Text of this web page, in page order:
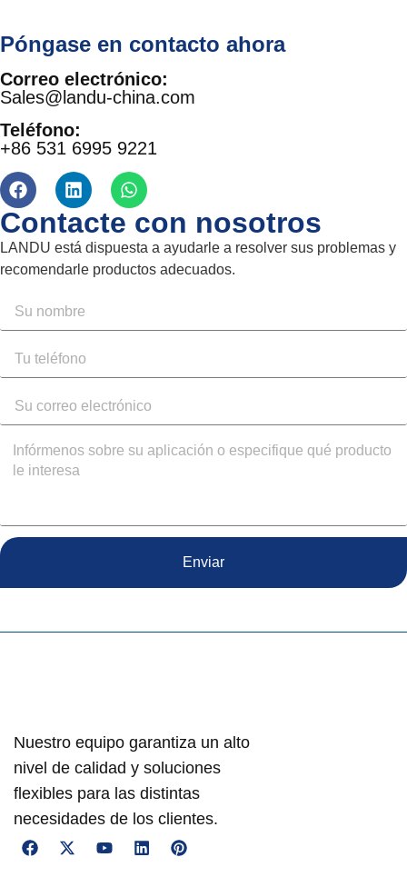
Póngase en contacto ahora
Correo electrónico:
Sales@landu-china.com
Teléfono:
+86 531 6995 9221
Contacte con nosotros
LANDU está dispuesta a ayudarle a resolver sus problemas y
recomendarle productos adecuados.
Enviar
Nuestro equipo garantiza un alto
nivel de calidad y soluciones
flexibles para las distintas
necesidades de los clientes.